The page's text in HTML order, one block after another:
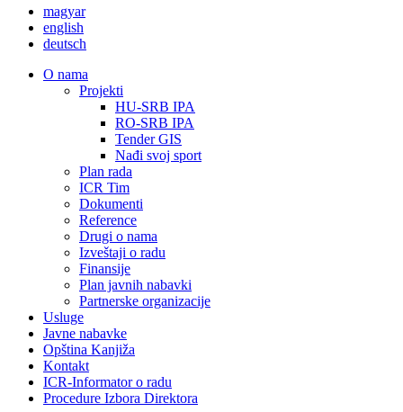
magyar
english
deutsch
О nama
Projekti
HU-SRB IPA
RO-SRB IPA
Tender GIS
Nađi svoj sport
Plan rada
ICR Tim
Dokumenti
Reference
Drugi o nama
Izveštaji o radu
Finansije
Plan javnih nabavki
Partnerske organizacije
Usluge
Javne nabavke
Opština Kanjiža
Kontakt
ICR-Informator o radu
Procedure Izbora Direktora